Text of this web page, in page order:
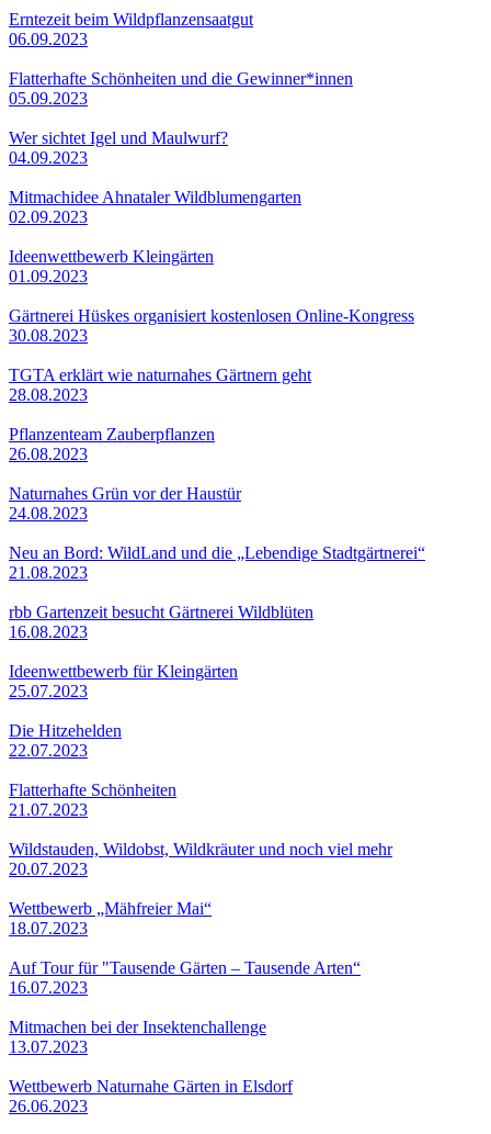
Erntezeit beim Wildpflanzensaatgut
06.09.2023
Flatterhafte Schönheiten und die Gewinner*innen
05.09.2023
Wer sichtet Igel und Maulwurf?
04.09.2023
Mitmachidee Ahnataler Wildblumengarten
02.09.2023
Ideenwettbewerb Kleingärten
01.09.2023
Gärtnerei Hüskes organisiert kostenlosen Online-Kongress
30.08.2023
TGTA erklärt wie naturnahes Gärtnern geht
28.08.2023
Pflanzenteam Zauberpflanzen
26.08.2023
Naturnahes Grün vor der Haustür
24.08.2023
Neu an Bord: WildLand und die „Lebendige Stadtgärtnerei“
21.08.2023
rbb Gartenzeit besucht Gärtnerei Wildblüten
16.08.2023
Ideenwettbewerb für Kleingärten
25.07.2023
Die Hitzehelden
22.07.2023
Flatterhafte Schönheiten
21.07.2023
Wildstauden, Wildobst, Wildkräuter und noch viel mehr
20.07.2023
Wettbewerb „Mähfreier Mai“
18.07.2023
Auf Tour für "Tausende Gärten – Tausende Arten“
16.07.2023
Mitmachen bei der Insektenchallenge
13.07.2023
Wettbewerb Naturnahe Gärten in Elsdorf
26.06.2023